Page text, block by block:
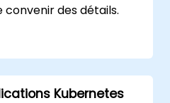
des détails.
Kubernetes